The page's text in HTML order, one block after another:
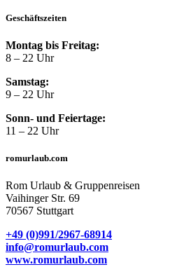
Geschäftszeiten
Montag bis Freitag:
8 – 22 Uhr
Samstag:
9 – 22 Uhr
Sonn- und Feiertage:
11 – 22 Uhr
romurlaub.com
Rom Urlaub & Gruppenreisen
Vaihinger Str. 69
70567 Stuttgart
+49 (0)991/2967-68914
info@romurlaub.com
www.romurlaub.com